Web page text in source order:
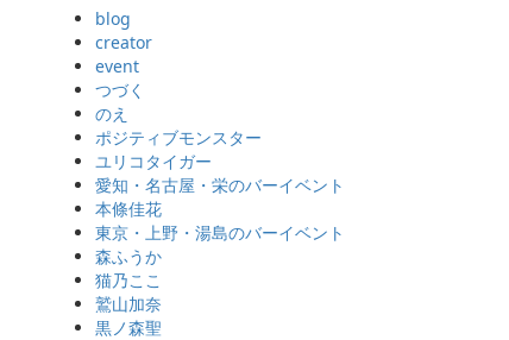
blog
creator
event
つづく
のえ
ポジティブモンスター
ユリコタイガー
愛知・名古屋・栄のバーイベント
本條佳花
東京・上野・湯島のバーイベント
森ふうか
猫乃ここ
鷲山加奈
黒ノ森聖